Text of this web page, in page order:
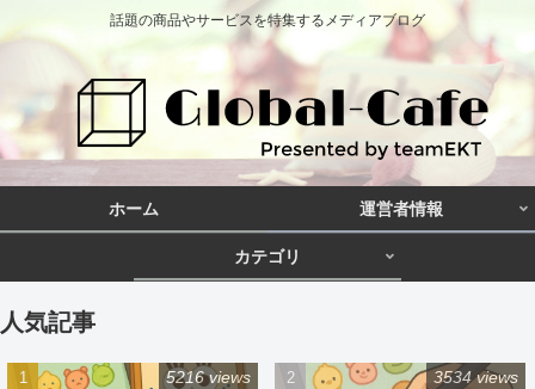
話題の商品やサービスを特集するメディアブログ
ホーム 運営者情報
カテゴリ
人気記事
5216 views 3534 views